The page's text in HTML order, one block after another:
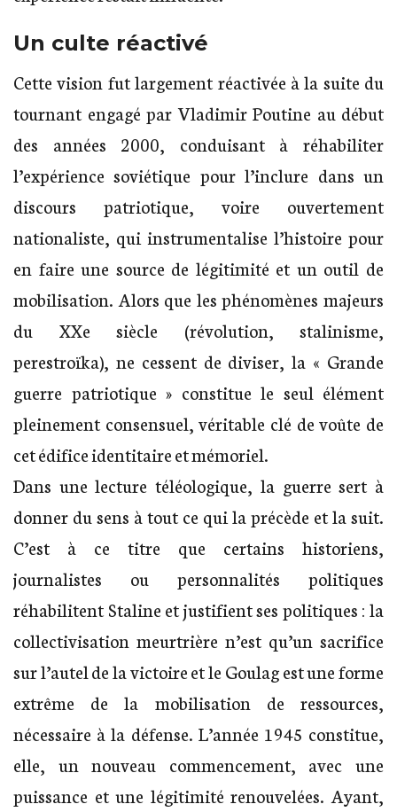
Un culte réactivé
Cette vision fut largement réactivée à la suite du
tournant engagé par Vladimir Poutine au début
des années 2000, conduisant à réhabiliter
l’expérience soviétique pour l’inclure dans un
discours patriotique, voire ouvertement
nationaliste, qui instrumentalise l’histoire pour
en faire une source de légitimité et un outil de
mobilisation. Alors que les phénomènes majeurs
du XXe siècle (révolution, stalinisme,
perestroïka), ne cessent de diviser, la « Grande
guerre patriotique » constitue le seul élément
pleinement consensuel, véritable clé de voûte de
cet édifice identitaire et mémoriel.
Dans une lecture téléologique, la guerre sert à
donner du sens à tout ce qui la précède et la suit.
C’est à ce titre que certains historiens,
journalistes ou personnalités politiques
réhabilitent Staline et justifient ses politiques : la
collectivisation meurtrière n’est qu’un sacrifice
sur l’autel de la victoire et le Goulag est une forme
extrême de la mobilisation de ressources,
nécessaire à la défense. L’année 1945 constitue,
elle, un nouveau commencement, avec une
puissance et une légitimité renouvelées. Ayant,